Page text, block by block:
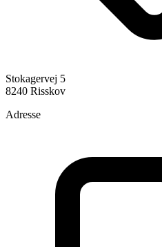
Stokagervej 5
8240 Risskov
Adresse